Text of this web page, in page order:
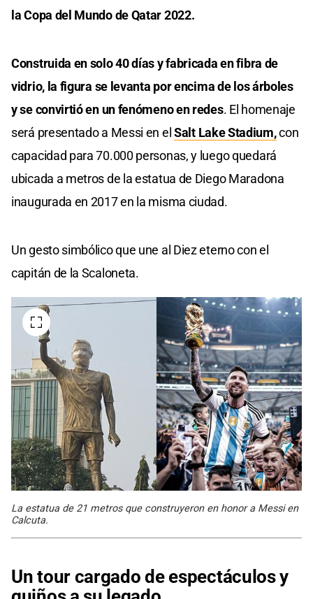
la Copa del Mundo de Qatar 2022.
Construida en solo 40 días y fabricada en fibra de
vidrio, la figura se levanta por encima de los árboles
y se convirtió en un fenómeno en redes. El homenaje
será presentado a Messi en elSalt Lake Stadium,con
capacidad para 70.000 personas, y luego quedará
ubicada a metros de la estatua de Diego Maradona
inaugurada en 2017 en la misma ciudad.
Un gesto simbólico que une al Diez eterno con el
capitán de la Scaloneta.
La estatua de 21 metros que construyeron en honor a Messi en
Calcuta.
Un tour cargado de espectáculos y